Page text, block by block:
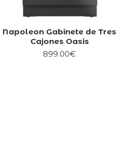
Napoleon Gabinete de Tres
Cajones Oasis
899.00€